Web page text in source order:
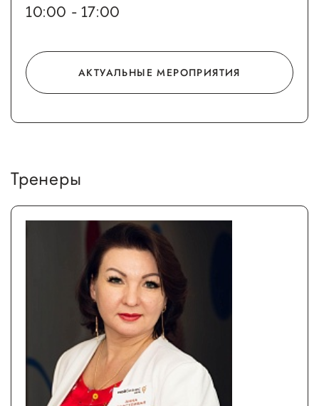
10:00 - 17:00
АКТУАЛЬНЫЕ МЕРОПРИЯТИЯ
Тренеры